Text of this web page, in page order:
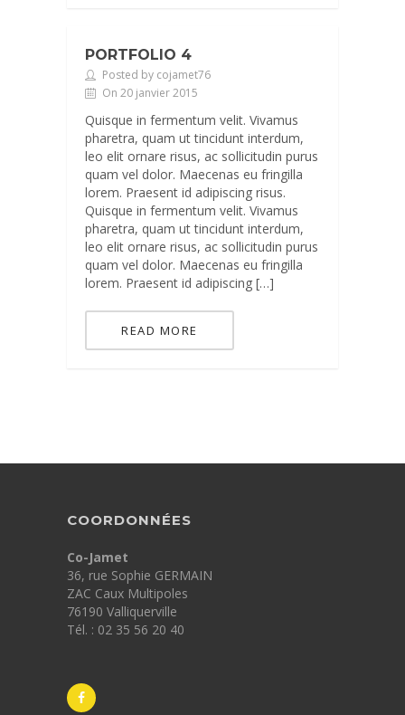
PORTFOLIO 4
Posted by cojamet76
On 20 janvier 2015
Quisque in fermentum velit. Vivamus
pharetra, quam ut tincidunt interdum,
leo elit ornare risus, ac sollicitudin purus
quam vel dolor. Maecenas eu fringilla
lorem. Praesent id adipiscing risus.
Quisque in fermentum velit. Vivamus
pharetra, quam ut tincidunt interdum,
leo elit ornare risus, ac sollicitudin purus
quam vel dolor. Maecenas eu fringilla
lorem. Praesent id adipiscing […]
READ MORE
COORDONNÉES
Co-Jamet
36, rue Sophie GERMAIN
ZAC Caux Multipoles
76190 Valliquerville
Tél. : 02 35 56 20 40